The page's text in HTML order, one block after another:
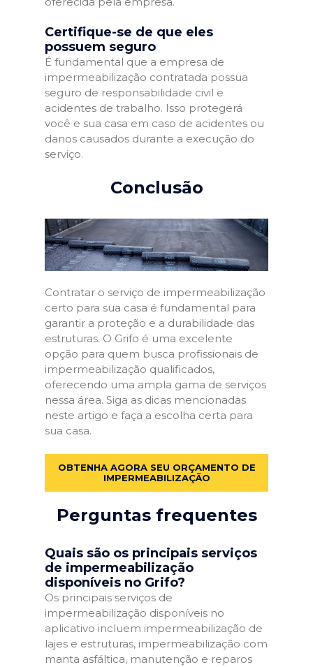
Certifique-se de que eles
possuem seguro
É fundamental que a empresa de
impermeabilização contratada possua
seguro de responsabilidade civil e
acidentes de trabalho. Isso protegerá
você e sua casa em caso de acidentes ou
danos causados durante a execução do
serviço.
Conclusão
Contratar o serviço de impermeabilização
certo para sua casa é fundamental para
garantir a proteção e a durabilidade das
estruturas. O Grifo é uma excelente
opção para quem busca profissionais de
impermeabilização qualificados,
oferecendo uma ampla gama de serviços
nessa área. Siga as dicas mencionadas
neste artigo e faça a escolha certa para
sua casa.
OBTENHA AGORA SEU ORÇAMENTO DE
IMPERMEABILIZAÇÃO
Perguntas frequentes
Quais são os principais serviços
de impermeabilização
disponíveis no Grifo?
Os principais serviços de
impermeabilização disponíveis no
aplicativo incluem impermeabilização de
lajes e estruturas, impermeabilização com
manta asfáltica, manutenção e reparos